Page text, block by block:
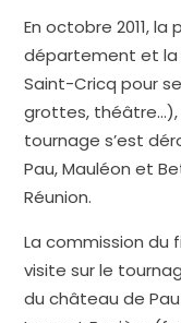
En octobre 2011,
département et la
Saint-Cricq pour
grottes, théâtre…),
tournage s’est
Pau, Mauléon et
Réunion.
La commission du
visite sur le
du château de